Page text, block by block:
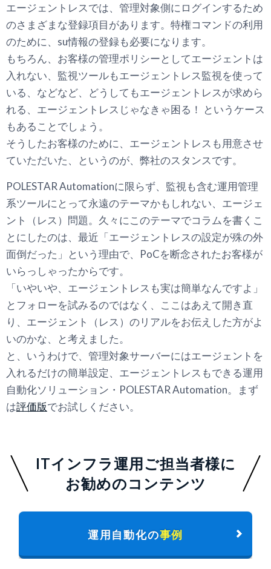
エージェントレスでは、管理対象側にログインするため
のさまざまな登録項目があります。特権コマンドの利用
のために、su情報の登録も必要になります。
もちろん、お客様の管理ポリシーとしてエージェントは
入れない、監視ツールもエージェントレス監視を使って
いる、などなど、どうしてもエージェントレスが求めら
れる、エージェントレスじゃなきゃ困る！ というケース
もあることでしょう。
そうしたお客様のために、エージェントレスも用意させ
ていただいた、というのが、弊社のスタンスです。
POLESTAR Automationに限らず、監視も含む運用管理
系ツールにとって永遠のテーマかもしれない、エージェ
ント（レス）問題。久々にこのテーマでコラムを書くこ
とにしたのは、最近「エージェントレスの設定が殊の外
面倒だった」という理由で、PoCを断念されたお客様が
いらっしゃったからです。
「いやいや、エージェントレスも実は簡単なんですよ」
とフォローを試みるのではなく、ここはあえて開き直
り、エージェント（レス）のリアルをお伝えした方がよ
いのかな、と考えました。
と、いうわけで、管理対象サーバーにはエージェントを
入れるだけの簡単設定、エージェントレスもできる運用
自動化ソリューション・POLESTAR Automation。まず
は評価版でお試しください。
ITインフラ運用ご担当者様に
お勧めのコンテンツ
運用自動化の事例